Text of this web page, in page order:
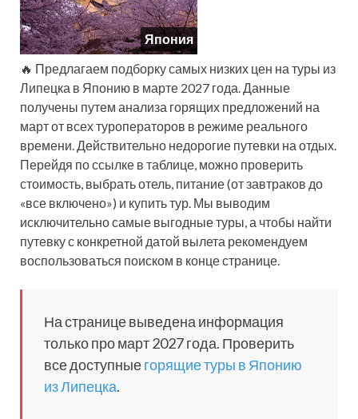
Япония
🔥 Предлагаем подборку самых низких цен на туры из
Липецка в Японию в марте 2027 года. Данные
получены путем анализа горящих предложений на
март от всех туроператоров в режиме реального
времени. Действительно недорогие путевки на отдых.
Перейдя по ссылке в таблице, можно проверить
стоимость, выбрать отель, питание (от завтраков до
«все включено») и купить тур. Мы выводим
исключительно самые выгодные туры, а чтобы найти
путевку с конкретной датой вылета рекомендуем
воспользоваться поиском в конце странице.
На странице выведена информация
только про март 2027 года. Проверить
все доступныегорящие туры в Японию
из Липецка.